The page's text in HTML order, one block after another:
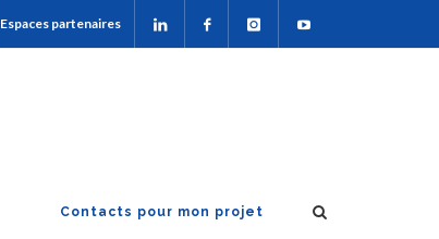
Espaces partenaires
Contacts pour mon projet